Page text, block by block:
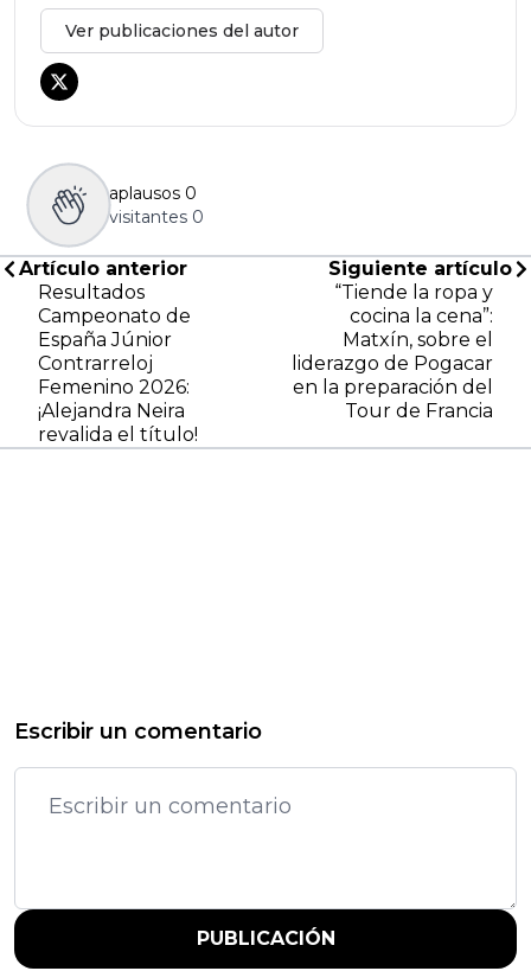
Ver publicaciones del autor
aplausos 0
visitantes 0
Artículo anterior
Resultados
Campeonato de
España Júnior
Contrarreloj
Femenino 2026:
¡Alejandra Neira
revalida el título!
Siguiente artículo
“Tiende la ropa y
cocina la cena”:
Matxín, sobre el
liderazgo de Pogacar
en la preparación del
Tour de Francia
Escribir un comentario
PUBLICACIÓN